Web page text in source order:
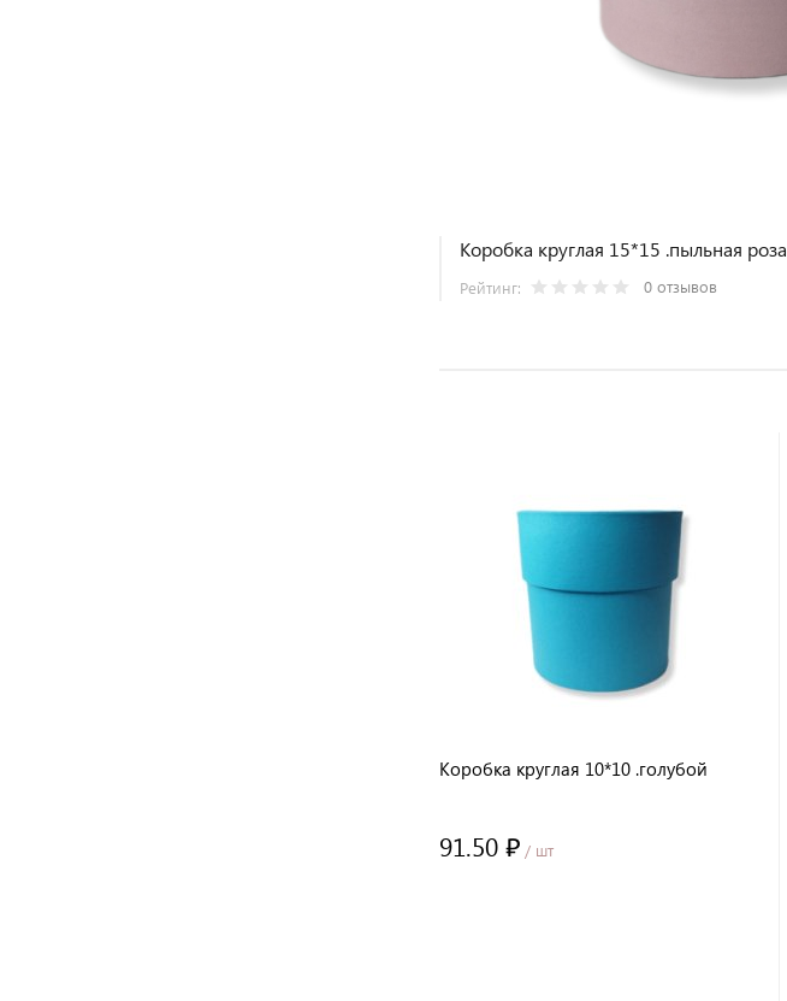
Коробка круглая 15*15 .пыльная роза
Рейтинг: 0 отзывов
Коробка круглая 10*10 .голубой
91.50 ₽ / шт